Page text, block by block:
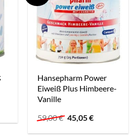
Hansepharm Power
Eiweiß Plus Himbeere-
Vanille
59,00€ Ursprünglicher
war:
45,05€Aktueller
ist: